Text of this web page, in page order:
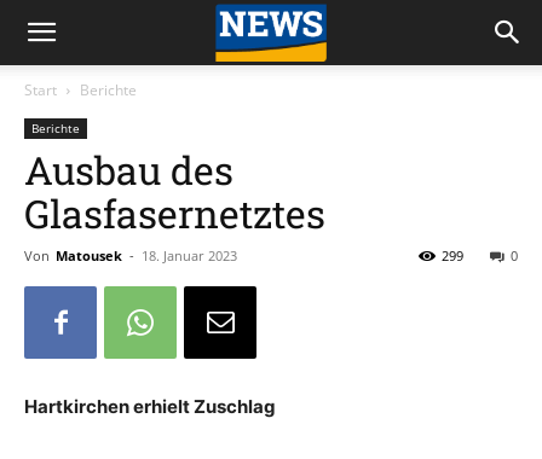
Start Berichte
Berichte
Ausbau des
Glasfasernetztes
Von Matousek - 18. Januar 2023 0
299
Hartkirchen erhielt Zuschlag